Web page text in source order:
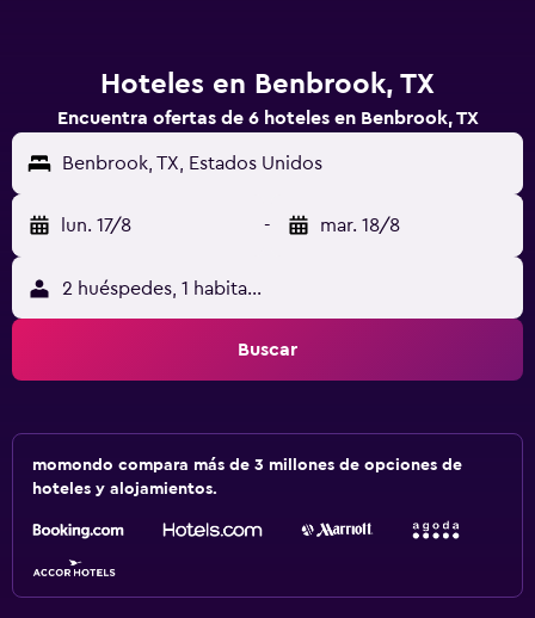
Hoteles en Benbrook, TX
Encuentra ofertas de 6 hoteles en Benbrook, TX
Benbrook, TX, Estados Unidos
lun. 17/8 - mar. 18/8
2 huéspedes, 1 habitación
Buscar
momondo compara más de 3 millones de opciones de
hoteles y alojamientos.